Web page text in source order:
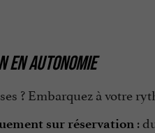
EN AUTONOMIE
? Embarquez à votre
sur réservation :